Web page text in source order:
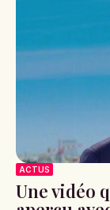
ACTUS
Une vidéo